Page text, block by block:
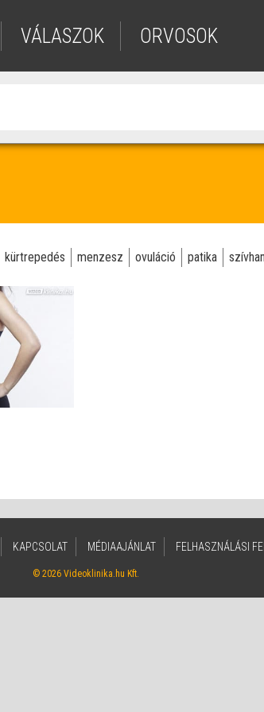
VÁLASZOK ORVOSOK
kürtrepedés menzesz ovuláció patika
KAPCSOLAT MÉDIAAJÁNLAT FELHASZNÁLÁSI
© 2026 Videoklinika.hu Kft.